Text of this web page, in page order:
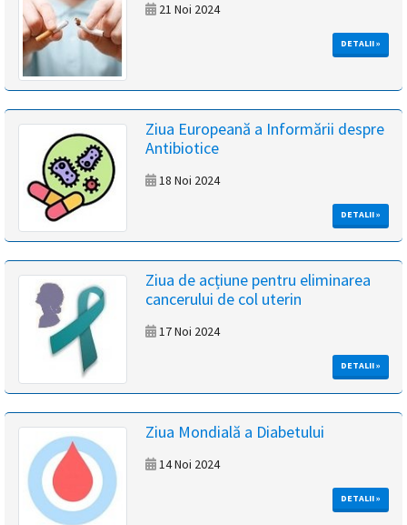
21 Noi 2024
DETALII »
Ziua Europeană a Informării despre
Antibiotice
18 Noi 2024
DETALII »
Ziua de acțiune pentru eliminarea
cancerului de col uterin
17 Noi 2024
DETALII »
Ziua Mondială a Diabetului
14 Noi 2024
DETALII »